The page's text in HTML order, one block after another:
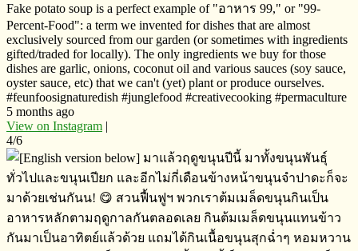
Fake potato soup is a perfect example of "อาหาร​ 99," or "99-
Percent-Food": a term we invented for dishes that are almost
exclusively sourced from our garden (or sometimes with ingredients
gifted/traded for locally). The only ingredients we buy for those
dishes are garlic, onions, coconut oil and various sauces (soy sauce,
oyster sauce, etc) that we can't (yet) plant or produce ourselves.
#feunfoosignaturedish #junglefood #creativecooking #permaculture
5 months ago
View on Instagram |
4/6